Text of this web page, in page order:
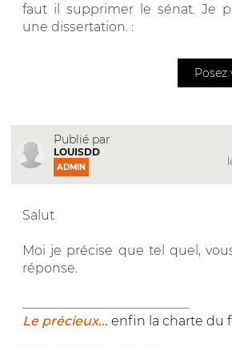
faut il supprimer le sénat. Je
une dissertation. :
Publié par
LOUISDD
ADMIN
Salut
Moi je précise que tel quel,
réponse.
Le précieux... enfin la charte du